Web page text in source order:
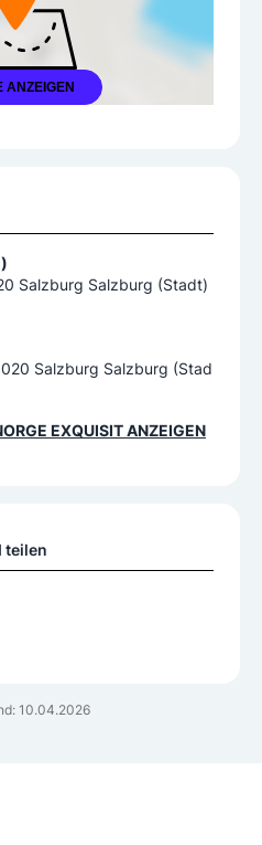
ANZEIGEN
10.04.2026
Salzburg Salzburg (Stadt)
Salzburg Salzburg (Stad
EXQUISITANZEIGEN
teilen